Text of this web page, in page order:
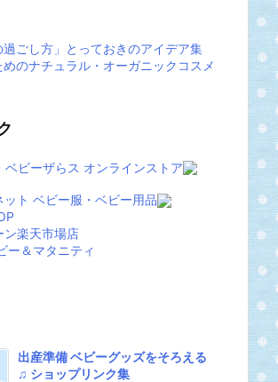
過ごし方」とっておきのアイデア集
のナチュラル・オーガニックコスメ
ット ベビー服・ベビー用品
ン楽天市場店
ー＆マタニティ
出産準備 ベビーグッズをそろえる
♫ ショップリンク集